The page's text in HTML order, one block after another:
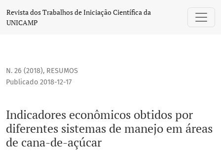
Indicadores econômicos obtidos por diferentes sistemas
Revista dos Trabalhos de Iniciação Científica da
UNICAMP
N. 26 (2018), RESUMOS
Indicadores econômicos obtidos por
diferentes sistemas de manejo em áreas
de cana-de-açúcar
Publicado 2018-12-17